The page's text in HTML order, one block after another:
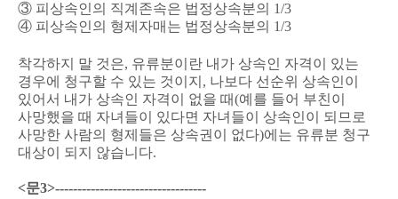
③ 피상속인의 직계존속은 법정상속분의 1/3
④ 피상속인의 형제자매는 법정상속분의 1/3
착각하지 말 것은, 유류분이란 내가 상속인 자격이 있는
경우에 청구할 수 있는 것이지 , 나보다 선순위 상속인이
있어서 내가 상속인 자격이 없을 때(예를 들어 부친이
사망했을 때 자녀들이 있다면 자녀들이 상속인이 되므로
사망한 사람의 형제들은 상속권이 없다)에는 유류분 청구
대상이 되지 않습니다.
<문3>----------------------------------